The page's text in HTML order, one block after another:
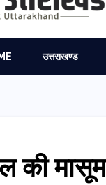
उत्तराखण्ड
की मासूम